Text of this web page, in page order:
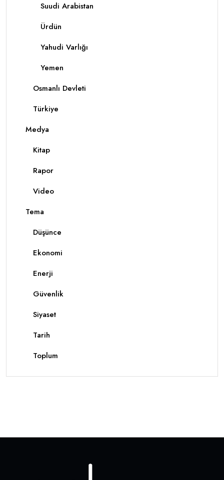
Suudi Arabistan
Ürdün
Yahudi Varlığı
Yemen
Osmanlı Devleti
Türkiye
Medya
Kitap
Rapor
Video
Tema
Düşünce
Ekonomi
Enerji
Güvenlik
Siyaset
Tarih
Toplum